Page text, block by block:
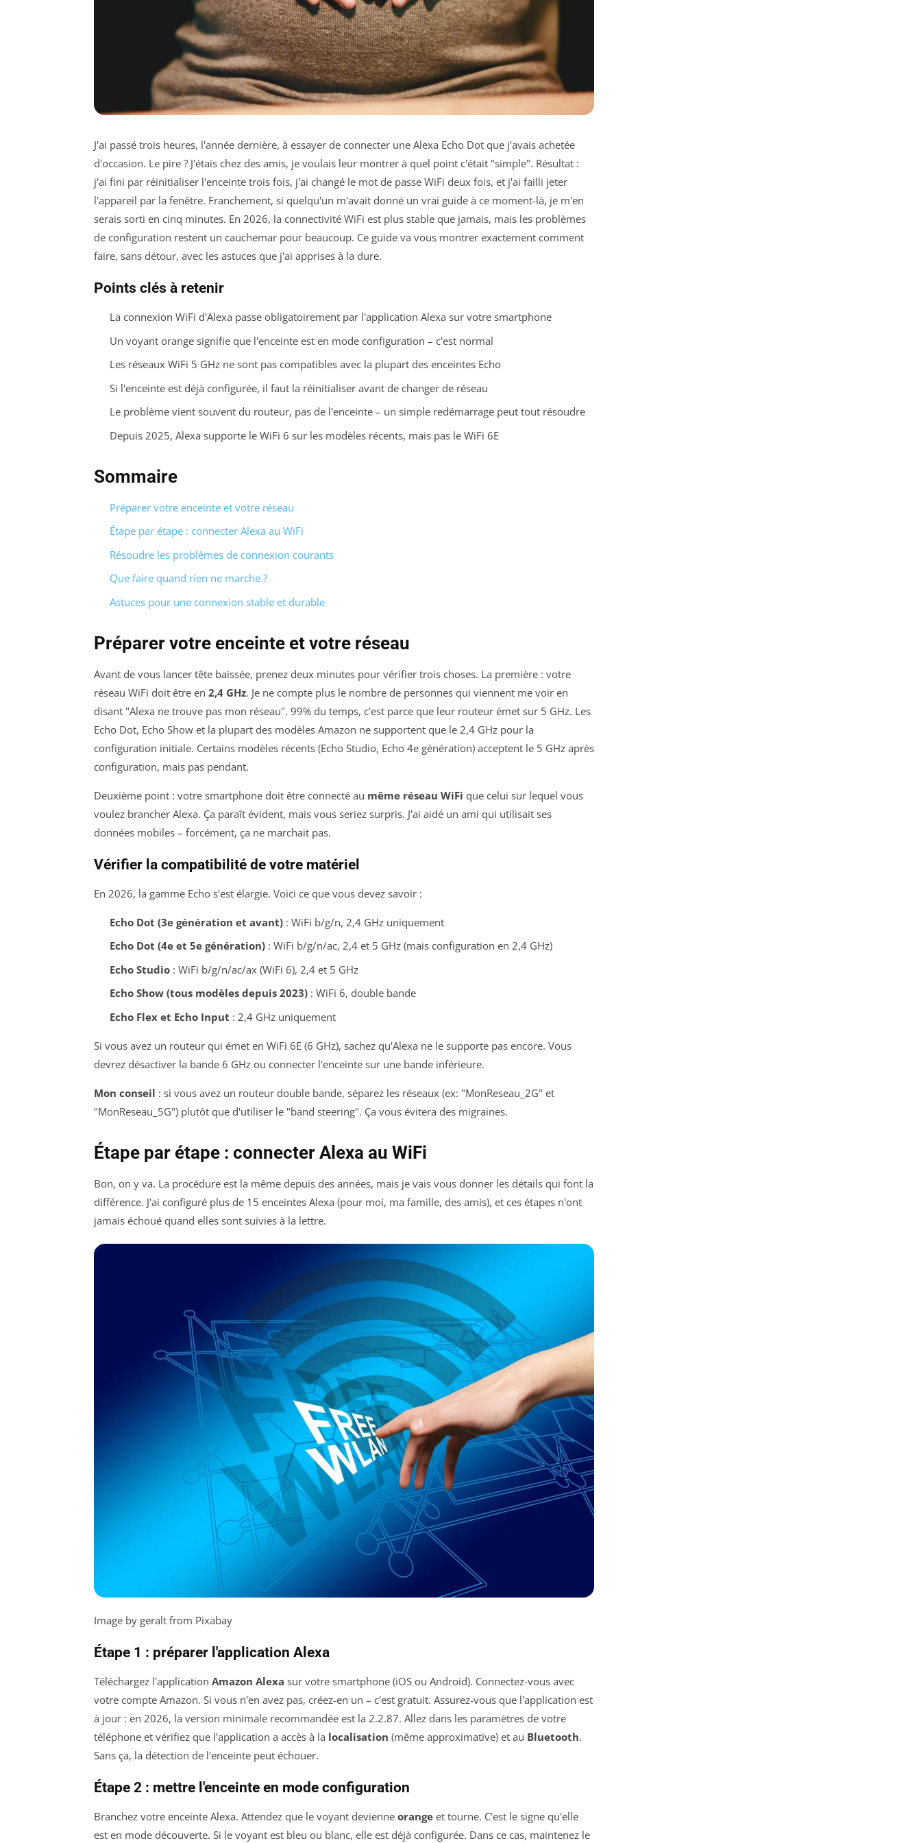
J'ai passé trois heures, l'année dernière, à essayer de connecter une Alexa Echo Dot que j'avais achetée
d'occasion. Le pire ? J'étais chez des amis, je voulais leur montrer à quel point c'était "simple". Résultat :
j'ai fini par réinitialiser l'enceinte trois fois, j'ai changé le mot de passe WiFi deux fois, et j'ai failli jeter
l'appareil par la fenêtre. Franchement, si quelqu'un m'avait donné un vrai guide à ce moment-là, je m'en
serais sorti en cinq minutes. En 2026, la connectivité WiFi est plus stable que jamais, mais les problèmes
de configuration restent un cauchemar pour beaucoup. Ce guide va vous montrer exactement comment
faire, sans détour, avec les astuces que j'ai apprises à la dure.
Points clés à retenir
La connexion WiFi d'Alexa passe obligatoirement par l'application Alexa sur votre smartphone
Un voyant orange signifie que l'enceinte est en mode configuration – c'est normal
Les réseaux WiFi 5 GHz ne sont pas compatibles avec la plupart des enceintes Echo
Si l'enceinte est déjà configurée, il faut la réinitialiser avant de changer de réseau
Le problème vient souvent du routeur, pas de l'enceinte – un simple redémarrage peut tout résoudre
Depuis 2025, Alexa supporte le WiFi 6 sur les modèles récents, mais pas le WiFi 6E
Sommaire
Préparer votre enceinte et votre réseau
Étape par étape : connecter Alexa au WiFi
Résoudre les problèmes de connexion courants
Que faire quand rien ne marche ?
Astuces pour une connexion stable et durable
Préparer votre enceinte et votre réseau
Avant de vous lancer tête baissée, prenez deux minutes pour vérifier trois choses. La première : votre
réseau WiFi doit être en 2,4 GHz. Je ne compte plus le nombre de personnes qui viennent me voir en
disant "Alexa ne trouve pas mon réseau". 99% du temps, c'est parce que leur routeur émet sur 5 GHz. Les
Echo Dot, Echo Show et la plupart des modèles Amazon ne supportent que le 2,4 GHz pour la
configuration initiale. Certains modèles récents (Echo Studio, Echo 4e génération) acceptent le 5 GHz après
configuration, mais pas pendant.
Deuxième point : votre smartphone doit être connecté au même réseau WiFi que celui sur lequel vous
voulez brancher Alexa. Ça paraît évident, mais vous seriez surpris. J'ai aidé un ami qui utilisait ses
données mobiles – forcément, ça ne marchait pas.
Vérifier la compatibilité de votre matériel
En 2026, la gamme Echo s'est élargie. Voici ce que vous devez savoir :
Echo Dot (3e génération et avant): WiFi b/g/n, 2,4 GHz uniquement
Echo Dot (4e et 5e génération): WiFi b/g/n/ac, 2,4 et 5 GHz (mais configuration en 2,4 GHz)
Echo Studio: WiFi b/g/n/ac/ax (WiFi 6), 2,4 et 5 GHz
Echo Show (tous modèles depuis 2023): WiFi 6, double bande
Echo Flex et Echo Input : 2,4 GHz uniquement
Si vous avez un routeur qui émet en WiFi 6E (6 GHz), sachez qu'Alexa ne le supporte pas encore. Vous
devrez désactiver la bande 6 GHz ou connecter l'enceinte sur une bande inférieure.
Mon conseil : si vous avez un routeur double bande, séparez les réseaux (ex: "MonReseau_2G" et
"MonReseau_5G") plutôt que d'utiliser le "band steering". Ça vous évitera des migraines.
Étape par étape : connecter Alexa au WiFi
Bon, on y va. La procédure est la même depuis des années, mais je vais vous donner les détails qui font la
différence. J'ai configuré plus de 15 enceintes Alexa (pour moi, ma famille, des amis), et ces étapes n'ont
jamais échoué quand elles sont suivies à la lettre.
Image by geralt from Pixabay
Étape 1 : préparer l'application Alexa
Téléchargez l'application Amazon Alexa sur votre smartphone (iOS ou Android). Connectez-vous avec
votre compte Amazon. Si vous n'en avez pas, créez-en un – c'est gratuit. Assurez-vous que l'application est
à jour : en 2026, la version minimale recommandée est la 2.2.87. Allez dans les paramètres de votre
téléphone et vérifiez que l'application a accès à la localisation (même approximative) et au Bluetooth.
Sans ça, la détection de l'enceinte peut échouer.
Étape 2 : mettre l'enceinte en mode configuration
Branchez votre enceinte Alexa. Attendez que le voyant devienne orange et tourne. C'est le signe qu'elle
est en mode découverte. Si le voyant est bleu ou blanc, elle est déjà configurée. Dans ce cas, maintenez le